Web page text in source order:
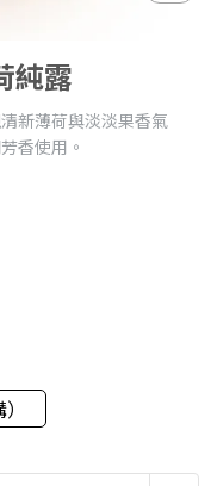
純露
新薄荷與淡淡果香氣
香使用。